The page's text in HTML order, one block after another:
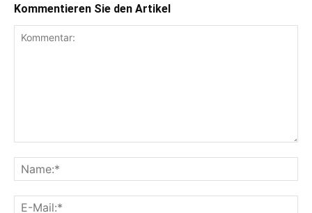
Kommentieren Sie den Artikel